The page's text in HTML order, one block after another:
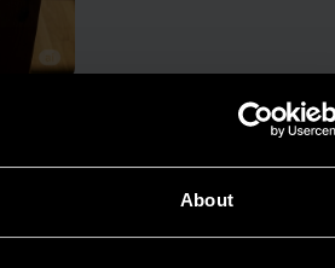
About